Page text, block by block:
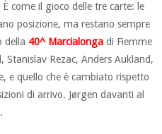
come il gioco delle tre carte: le
posizione, ma restano sempre
della 40^ Marcialonga di Fiemme
Stanislav Rezac, Anders Aukland,
e quello che è cambiato rispetto
di arrivo. Jørgen davanti al